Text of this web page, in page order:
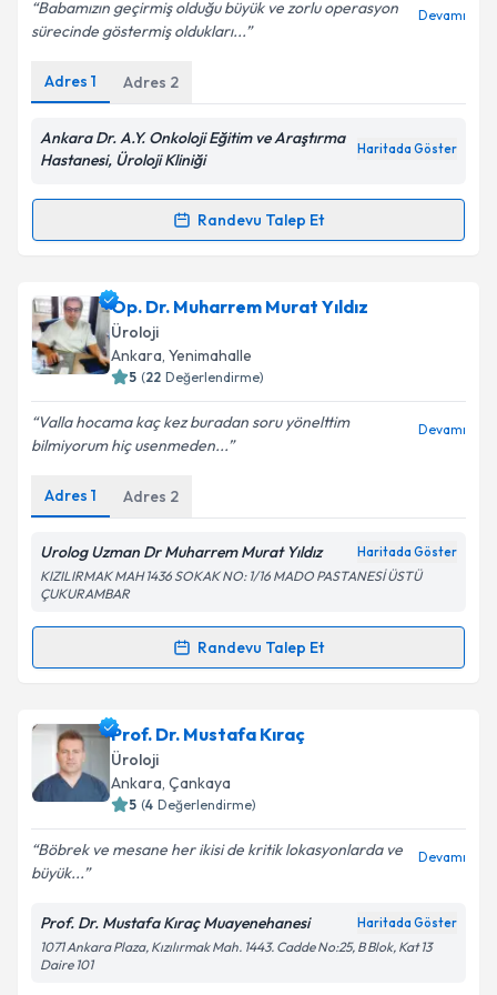
Kişisel verilerimin işlenmesine ilişkinAydınlatma
Metni'ni okudum ve kişisel verilerimin belirtilen
kapsamda işlenmesini kabul ediyorum.
Takvim Talebini Gönder
Babamızın geçirmiş olduğu büyük ve zorlu operasyon
sürecinde göstermiş oldukları...
Devamı
Adres 1 Adres 2
Ankara Dr. A.Y. Onkoloji Eğitim ve Araştırma
Hastanesi, Üroloji Kliniği
Haritada Göster
Randevu Talep Et
Randevu Takvimi Talebi
Prof. Dr. Nurullah Hamidiiçin randevu takvimi talebi
oluşturun. Size bu uzmandan randevu almanız için bir
takvim hazırlandığında e-posta ile bilgilendireceğiz.
Kişisel verilerimin işlenmesine ilişkin
Metni'ni okudum ve kişisel verilerimin belirtilen
kapsamda işlenmesini kabul ediyorum.
Op. Dr. Muharrem Murat Yıldız
Üroloji
Ankara, Yenimahalle
5 (22 Değerlendirme)
Valla hocama kaç kez buradan soru yönelttim
bilmiyorum hiç usenmeden...
Devamı
Adres 1 Adres 2
Urolog Uzman Dr Muharrem Murat Yıldız Haritada Göster
KIZILIRMAK MAH 1436 SOKAK NO: 1/16 MADO PASTANESİ ÜSTÜ
ÇUKURAMBAR
Randevu Talep Et
Randevu Takvimi Talebi
Op. Dr. Muharrem Murat Yıldız
talebi oluşturun. Size bu uzmandan randevu almanız
için bir takvim hazırlandığında e-posta ile
bilgilendireceğiz.
E-posta Adresiniz
Kişisel verilerimin işlenmesine ilişkinAydınlatma
Prof. Dr. Mustafa Kıraç
Üroloji
Ankara, Çankaya
5 (4 Değerlendirme)
Böbrek ve mesane her ikisi de kritik lokasyonlarda ve
büyük...
Devamı
Prof. Dr. Mustafa Kıraç Muayenehanesi Haritada Göster
1071 Ankara Plaza, Kızılırmak Mah. 1443. Cadde No:25, B Blok, Kat 13
Daire 101